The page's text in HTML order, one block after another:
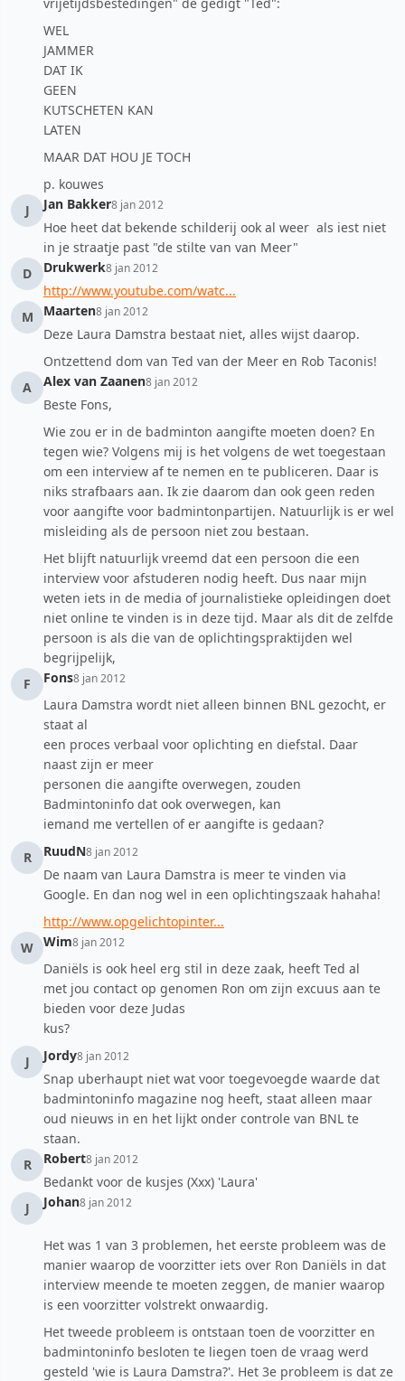
WEL
JAMMER
DAT IK
GEEN
KUTSCHETEN KAN
LATEN
MAAR DAT HOU JE TOCH
p. kouwes
J
Jan Bakker8 jan 2012
Hoe heet dat bekende schilderij ook al weer als iest niet
in je straatje past "de stilte van van Meer"
D
Drukwerk8 jan 2012
http://www.youtube.com/watc...
M
Maarten8 jan 2012
Deze Laura Damstra bestaat niet, alles wijst daarop.
Ontzettend dom van Ted van der Meer en Rob Taconis!
A
Alex van Zaanen8 jan 2012
Beste Fons,
Wie zou er in de badminton aangifte moeten doen? En
tegen wie? Volgens mij is het volgens de wet toegestaan
om een interview af te nemen en te publiceren. Daar is
niks strafbaars aan. Ik zie daarom dan ook geen reden
voor aangifte voor badmintonpartijen. Natuurlijk is er wel
misleiding als de persoon niet zou bestaan.
Het blijft natuurlijk vreemd dat een persoon die een
interview voor afstuderen nodig heeft. Dus naar mijn
weten iets in de media of journalistieke opleidingen doet
niet online te vinden is in deze tijd. Maar als dit de zelfde
persoon is als die van de oplichtingspraktijden wel
begrijpelijk,
F
Fons8 jan 2012
Laura Damstra wordt niet alleen binnen BNL gezocht, er
staat al
een proces verbaal voor oplichting en diefstal. Daar
naast zijn er meer
personen die aangifte overwegen, zouden
Badmintoninfo dat ook overwegen, kan
iemand me vertellen of er aangifte is gedaan?
R
RuudN8 jan 2012
De naam van Laura Damstra is meer te vinden via
Google. En dan nog wel in een oplichtingszaak hahaha!
http://www.opgelichtopinter...
W Wim8 jan 2012
Daniëls is ook heel erg stil in deze zaak, heeft Ted al
met jou contact op genomen Ron om zijn excuus aan te
bieden voor deze Judas
kus?
J
Jordy8 jan 2012
Snap uberhaupt niet wat voor toegevoegde waarde dat
badmintoninfo magazine nog heeft, staat alleen maar
oud nieuws in en het lijkt onder controle van BNL te
staan.
R
Robert8 jan 2012
Bedankt voor de kusjes (Xxx) 'Laura'
J
Johan8 jan 2012
Het was 1 van 3 problemen, het eerste probleem was de
manier waarop de voorzitter iets over Ron Daniëls in dat
interview meende te moeten zeggen, de manier waarop
is een voorzitter volstrekt onwaardig.
Het tweede probleem is ontstaan toen de voorzitter en
badmintoninfo besloten te liegen toen de vraag werd
gesteld 'wie is Laura Damstra?'. Het 3e probleem is dat ze